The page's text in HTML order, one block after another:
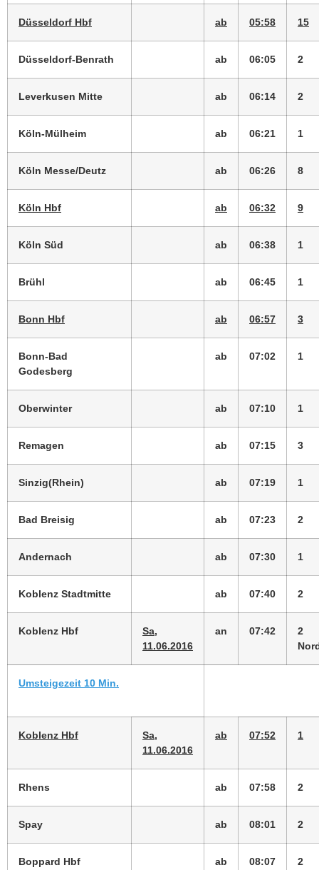
Düsseldorf Hbf ab 05:58 15
Düsseldorf-Benrath ab 06:05 2
Leverkusen Mitte ab 06:14 2
Köln-Mülheim ab 06:21 1
Köln Messe/Deutz ab 06:26 8
Köln Hbf ab 06:32 9
Köln Süd ab 06:38 1
Brühl ab 06:45 1
Bonn Hbf ab 06:57 3
Bonn-Bad
Godesberg
ab 07:02 1
Oberwinter ab 07:10 1
Remagen ab 07:15 3
Sinzig(Rhein) ab 07:19 1
Bad Breisig ab 07:23 2
Andernach ab 07:30 1
Koblenz Stadtmitte ab 07:40 2
Koblenz Hbf
Sa,
11.06.2016
an 07:42
2
Umsteigezeit 10 Min.
Koblenz Hbf
Sa,
11.06.2016
ab 07:52 1
Rhens ab 07:58 2
Spay ab 08:01 2
Boppard Hbf ab 08:07 2